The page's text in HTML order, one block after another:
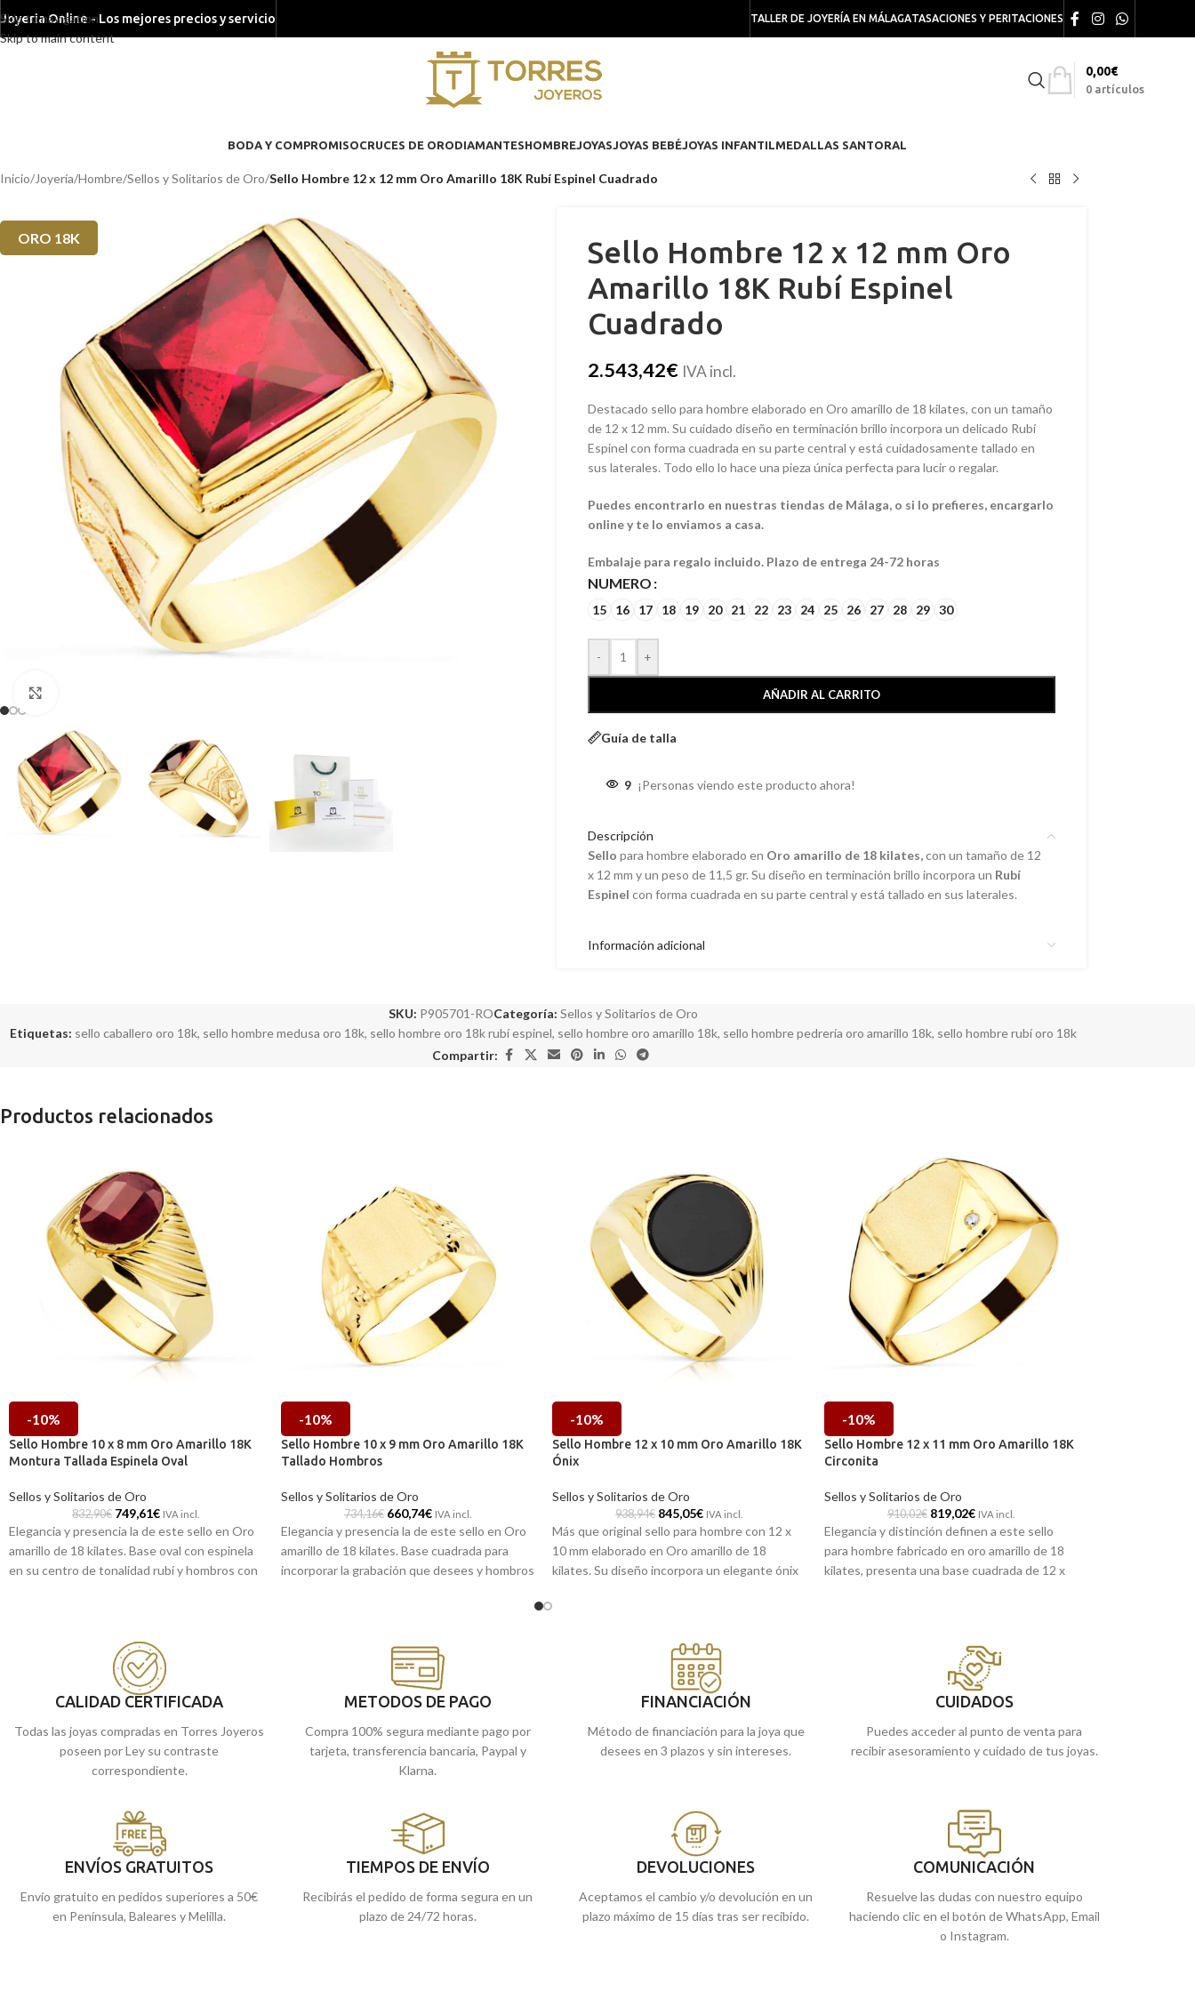
Skip to navigation
Skip to main content
Joyeria Online - Los mejores precios y servicio TALLER DE JOYERÍA EN MÁLAGATASACIONES Y PERITACIONES
0 artículos
0,00€
BODA Y COMPROMISOCRUCES DE ORODIAMANTESHOMBREJOYASJOYAS BEBÉJOYAS INFANTILMEDALLAS SANTORAL
Inicio/Joyería/Hombre/Sellos y Solitarios de Oro/Sello Hombre 12 x 12 mm Oro Amarillo 18K Rubí Espinel Cuadrado
ORO 18K
Sello Hombre 12 x 12 mm Oro
Amarillo 18K Rubí Espinel
Cuadrado
2.543,42€ IVA incl.
Destacado sello para hombre elaborado en Oro amarillo de 18 kilates, con un tamaño
de 12 x 12 mm. Su cuidado diseño en terminación brillo incorpora un delicado Rubí
Espinel con forma cuadrada en su parte central y está cuidadosamente tallado en
sus laterales. Todo ello lo hace una pieza única perfecta para lucir o regalar.
Puedes encontrarlo en nuestras tiendas de Málaga, o si lo prefieres, encargarlo
online y te lo enviamos a casa.
Embalaje para regalo incluido. Plazo de entrega 24-72 horas
NUMERO
15 16 17 18 19 20 21 22 23 24 25 26 27 28 29 30
- +
AÑADIR AL CARRITO
Guía de talla
9 ¡Personas viendo este producto ahora!
Descripción
Sello para hombre elaborado en Oro amarillo de 18 kilates,con un tamaño de 12
x 12 mm y un peso de 11,5 gr. Su diseño en terminación brillo incorpora un Rubí
Espinel con forma cuadrada en su parte central y está tallado en sus laterales.
Información adicional
SKU: P905701-ROCategoría: Sellos y Solitarios de Oro
Etiquetas: sello caballero oro 18k, sello hombre medusa oro 18k, sello hombre oro 18k rubí espinel, sello hombre oro amarillo 18k, sello hombre pedrería oro amarillo 18k, sello hombre rubí oro 18k
Compartir:
Productos relacionados
-10%
Sello Hombre 10 x 8 mm Oro Amarillo 18K
Montura Tallada Espinela Oval
Sellos y Solitarios de Oro
832,90€ 749,61€ IVA incl.
Elegancia y presencia la de este sello en Oro
amarillo de 18 kilates. Base oval con espinela
en su centro de tonalidad rubí y hombros con
Puedes encontrarlo en nuestras tiendas
de Málaga, o si lo prefieres, comprarlo
online y te lo enviamos a casa.
-10%
Sello Hombre 10 x 9 mm Oro Amarillo 18K
Tallado Hombros
Sellos y Solitarios de Oro
734,16€ 660,74€ IVA incl.
Elegancia y presencia la de este sello en Oro
amarillo de 18 kilates. Base cuadrada para
incorporar la grabación que desees y hombros
Puedes encontrarlo en nuestras tiendas
de Málaga, o si lo prefieres, comprarlo
online y te lo enviamos a casa.
-10%
Sello Hombre 12 x 10 mm Oro Amarillo 18K
Ónix
Sellos y Solitarios de Oro
938,94€ 845,05€ IVA incl.
Más que original sello para hombre con 12 x
10 mm elaborado en Oro amarillo de 18
kilates. Su diseño incorpora un elegante ónix
de Málaga. O si lo prefieres, encargarlo
online y te lo enviamos a casa.
-10%
Sello Hombre 12 x 11 mm Oro Amarillo 18K
Circonita
Sellos y Solitarios de Oro
910,02€ 819,02€ IVA incl.
Elegancia y distinción definen a este sello
para hombre fabricado en oro amarillo de 18
kilates, presenta una base cuadrada de 12 x
engastada en una esquina y unos hombros
lisos y pulidos que realzan su diseño clásico y
Una joya esencial que no debe
faltar en ningún joyero masculino.
Puedes encontrarlo en nuestras tiendas
de Málaga. O si lo prefieres, encargarlo
CALIDAD CERTIFICADA
Todas las joyas compradas en Torres Joyeros
poseen por Ley su contraste
correspondiente.
METODOS DE PAGO
Compra 100% segura mediante pago por
tarjeta, transferencia bancaria, Paypal y
Klarna.
FINANCIACIÓN
Método de financiación para la joya que
desees en 3 plazos y sin intereses.
CUIDADOS
Puedes acceder al punto de venta para
recibir asesoramiento y cuidado de tus joyas.
ENVÍOS GRATUITOS
Envío gratuito en pedidos superiores a 50€
en Península, Baleares y Melilla.
TIEMPOS DE ENVÍO
Recibirás el pedido de forma segura en un
plazo de 24/72 horas.
DEVOLUCIONES
Aceptamos el cambio y/o devolución en un
plazo máximo de 15 días tras ser recibido.
COMUNICACIÓN
Resuelve las dudas con nuestro equipo
haciendo clic en el botón de WhatsApp, Email
o Instagram.